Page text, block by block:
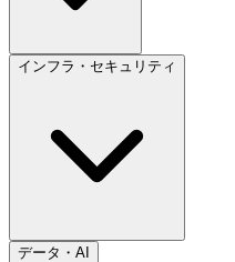
インフラ・セキュリティ
データ・AI